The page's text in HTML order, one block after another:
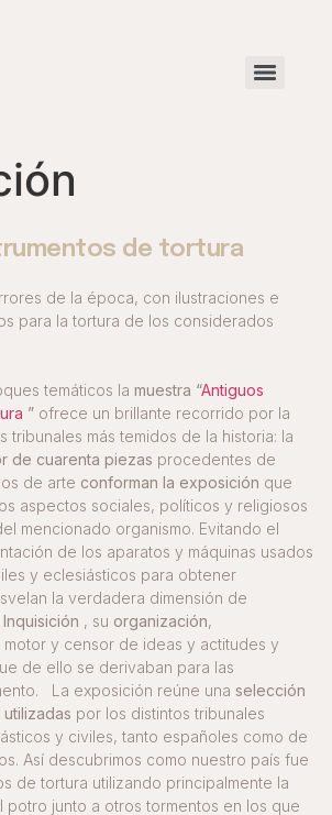
de tortura
de la época, con ilustraciones e
para la tortura de los considerados
temáticos la muestra “Antiguos
” ofrece un brillante recorrido por la
tribunales más temidos de la historia: la
de cuarenta piezas procedentes de
de arte conforman la exposición que
aspectos sociales, políticos y religiosos
mencionado organismo. Evitando el
de los aparatos y máquinas usados
y eclesiásticos para obtener
la verdadera dimensión de
, su organización,
motor y censor de ideas y actitudes y
de ello se derivaban para las
La exposición reúne una selección
utilizadas por los distintos tribunales
y civiles, tanto españoles como de
Así descubrimos como nuestro país fue
de tortura utilizando principalmente la
potro junto a otros tormentos en los que